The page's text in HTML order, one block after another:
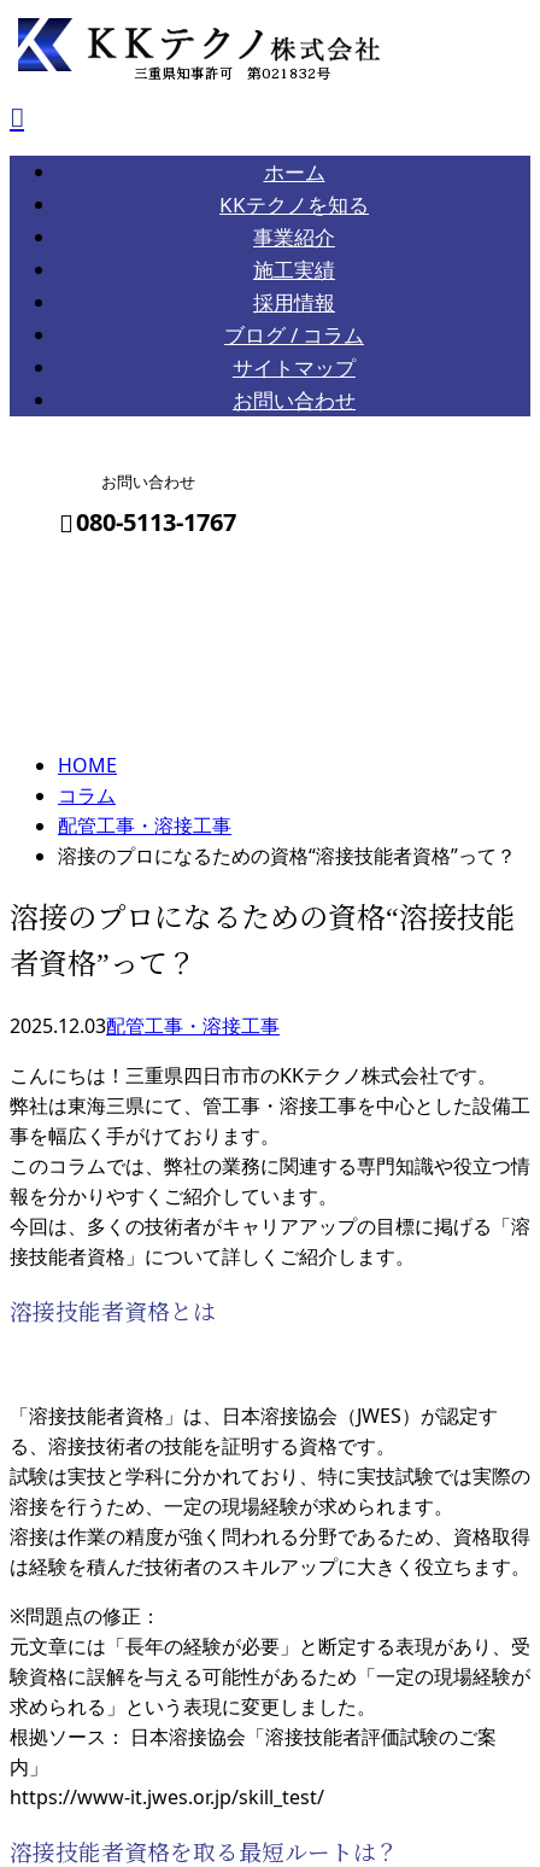
ホーム
KKテクノを知る
事業紹介
施工実績
採用情報
ブログ / コラム
サイトマップ
お問い合わせ
お問い合わせ
080-5113-1767
HOME
コラム
配管工事・溶接工事
溶接のプロになるための資格“溶接技能者資格”って？
溶接のプロになるための資格“溶接技能
者資格”って？
2025.12.03配管工事・溶接工事
こんにちは！三重県四日市市のKKテクノ株式会社です。
弊社は東海三県にて、管工事・溶接工事を中心とした設備工
事を幅広く手がけております。
このコラムでは、弊社の業務に関連する専門知識や役立つ情
報を分かりやすくご紹介しています。
今回は、多くの技術者がキャリアアップの目標に掲げる「溶
接技能者資格」について詳しくご紹介します。
溶接技能者資格とは
「溶接技能者資格」は、日本溶接協会（JWES）が認定す
る、溶接技術者の技能を証明する資格です。
試験は実技と学科に分かれており、特に実技試験では実際の
溶接を行うため、一定の現場経験が求められます。
溶接は作業の精度が強く問われる分野であるため、資格取得
は経験を積んだ技術者のスキルアップに大きく役立ちます。
※問題点の修正：
元文章には「長年の経験が必要」と断定する表現があり、受
験資格に誤解を与える可能性があるため「一定の現場経験が
求められる」という表現に変更しました。
根拠ソース： 日本溶接協会「溶接技能者評価試験のご案
内」
https://www-it.jwes.or.jp/skill_test/
溶接技能者資格を取る最短ルートは？